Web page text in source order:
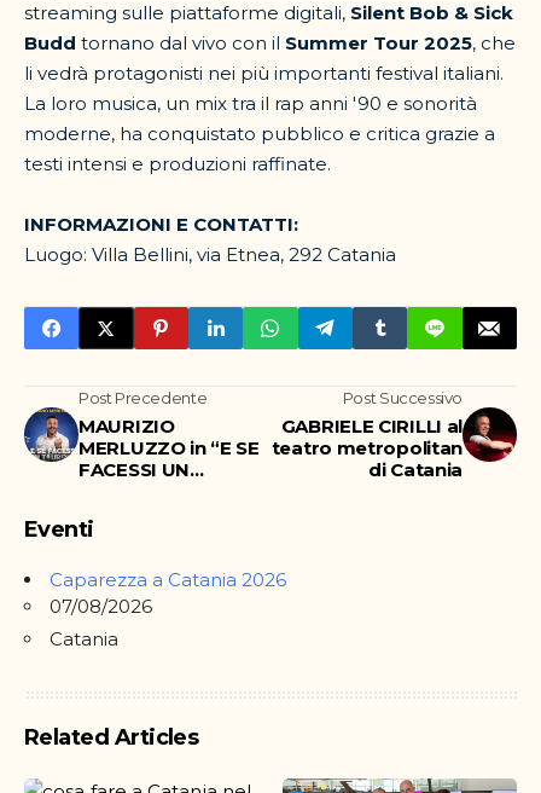
streaming sulle piattaforme digitali, Silent Bob & Sick
Budd tornano dal vivo con il Summer Tour 2025, che
li vedrà protagonisti nei più importanti festival italiani.
La loro musica, un mix tra il rap anni '90 e sonorità
moderne, ha conquistato pubblico e critica grazie a
testi intensi e produzioni raffinate.
INFORMAZIONI E CONTATTI:
Luogo: Villa Bellini, via Etnea, 292 Catania
Post Precedente
MAURIZIO
MERLUZZO in “E SE
FACESSI UN
Post Successivo
GABRIELE CIRILLI al
teatro metropolitan
di Catania
Eventi
Caparezza a Catania 2026
07/08/2026
Catania
Related Articles